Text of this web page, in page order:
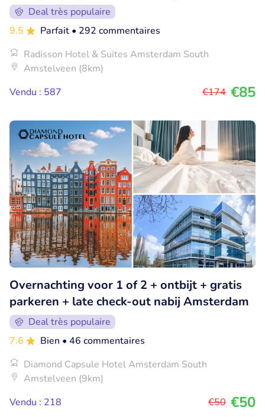
Deal très populaire
9.5
Parfait • 292 commentaires
Radisson Hotel & Suites Amsterdam South
Amstelveen (8km)
Vendu : 587
€174 €85
Overnachting voor 1 of 2 + ontbijt + gratis
parkeren + late check-out nabij Amsterdam
Deal très populaire
7.6
Bien • 46 commentaires
Diamond Capsule Hotel Amsterdam South
Amstelveen (9km)
Vendu : 218
€50 €50